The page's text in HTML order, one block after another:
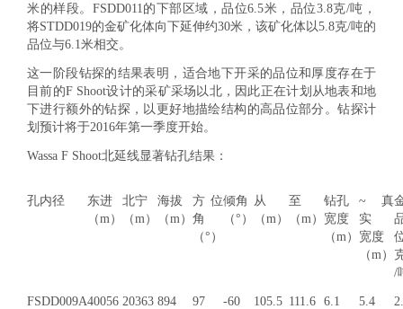
米的样段。FSDD011的下部区域，品位6.5米，品位3.8克/吨，
将STDD019的金矿化体向下延伸约30米，该矿化体以5.8克/吨的
品位与6.1米相交。
这一阶段钻探的结果表明，适合地下开采的品位和厚度存在于
目前的F Shoot设计的采矿采场以北，因此正在计划从地表和地
下进行额外的钻探，以更好地描绘结构的高品位部分。钻探计
划预计将于2016年第一季度开始。
Wassa F Shoot北延线显著钻孔结果：
孔内径
东进
（m）
北宁
（m）
海拔
（m）
方位
角
（°）
倾角
（°）
从
（m）
至
（m）
钻孔
宽度
（m）
~ 真
实
宽度
（m）
/
FSDD009A40056 20363 894 97 -60 105.5 111.6 6.1 5.4